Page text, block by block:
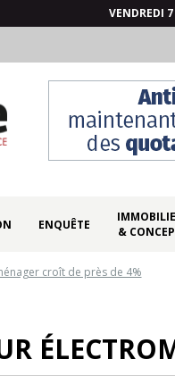
VENDREDI
ENQUÊTE
&
croît de près de 4%